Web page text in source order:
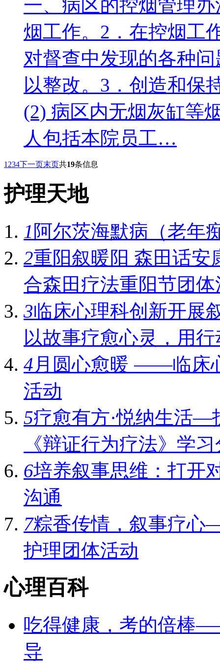
一、病区的控烟管理
烟工作。2．在控烟工
对督查中发现的各种
以整改。3．创造和保
(2) 病区内无烟灰缸等
人包括本院员工…
1 234下一页末页共19条信息
护理天地
1 阿尔茨海默病（老年
2重阳叙暖阳 森田话安
合森田疗法重阳节团体
3临床心理科创新开展
以故事疗愈心灵，用
4 月圆心愈暖 ——临床
活动
5疗愈有方·悦纳生活—
《辩证行为疗法》学
6培养叙事思维：打开
沟通
7粽香传情，叙事疗心
护理团体活动‌
心理百科
吃得健康，考的倍棒
导